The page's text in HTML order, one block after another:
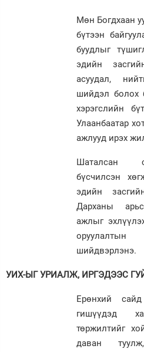
Мөн Богдхаан
бүтээн
буудлыг
эдийн
асуудал,
шийдэл болох
хэрэгслийн
Улаанбаатар
ажлууд ирэх
Шаталсан
бүсчилсэн
эдийн
Дарханы
ажлыг
шийдвэрлэнэ.
УИХ-ЫГ УРИАЛЖ, ИРГЭДЭЭС
Ерөнхий
гишүүдэд
төржилтийг
даван